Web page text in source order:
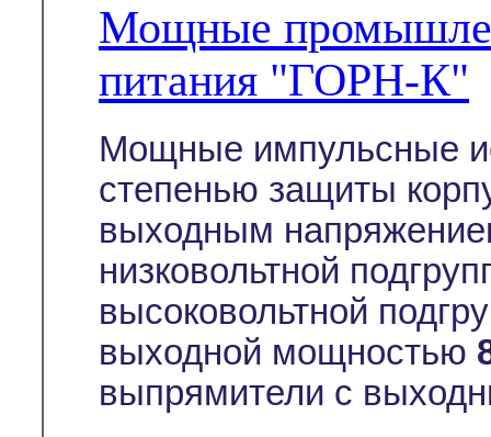
Мощные
питания "ГОРН-К"
Мощные импульсные
степенью защиты
выходным
низковольтной
высоковольтной
выходной мощностью
выпрямители с